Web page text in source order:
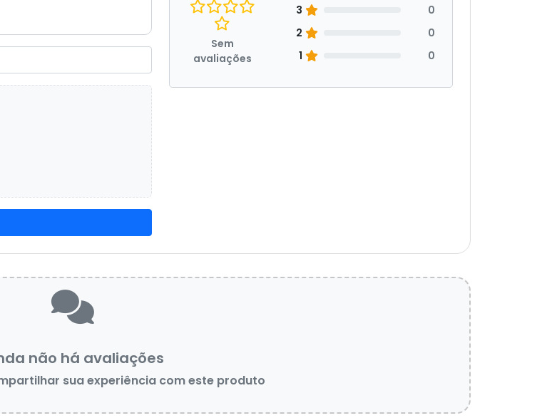
Sem
avaliações
3
0
2
0
1
0
não há avaliações
sua experiência com este produto